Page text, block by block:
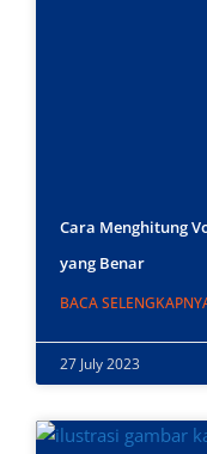
Cara Menghitung
yang Benar
BACA
27 July 2023